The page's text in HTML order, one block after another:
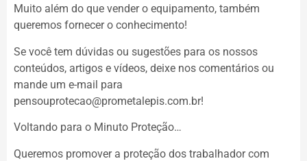
Muito além do que vender o equipamento, também
queremos fornecer o conhecimento!
Se você tem dúvidas ou sugestões para os nossos
conteúdos, artigos e vídeos, deixe nos comentários ou
mande um e-mail para
pensouprotecao@prometalepis.com.br!
Voltando para o Minuto Proteção…
Queremos promover a proteção dos trabalhador com